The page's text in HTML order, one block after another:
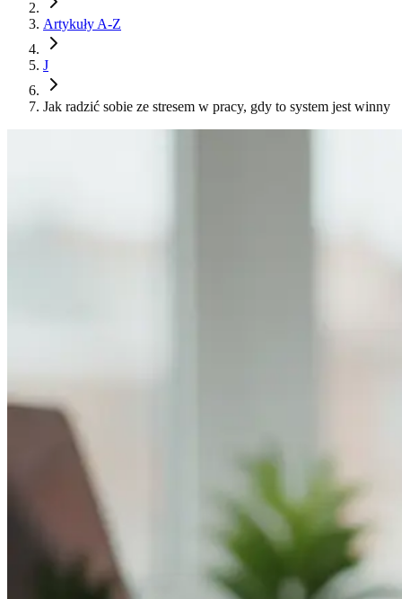
Artykuły A-Z
J
Jak radzić sobie ze stresem w pracy, gdy to system jest winny